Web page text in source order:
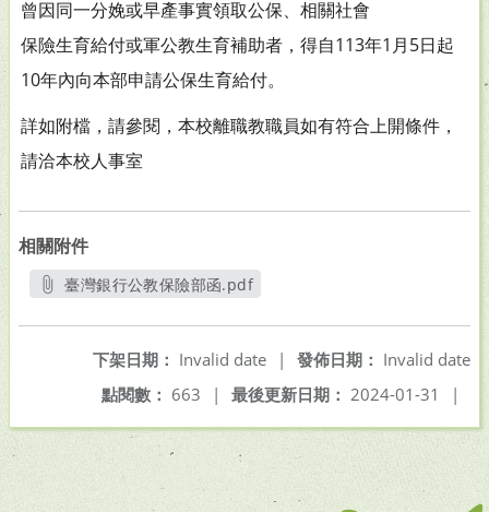
曾因同一分娩或早產事實領取公保、相關社會
保險生育給付或軍公教生育補助者， 得自113年1月5日起
10年內向本部申請公保生育給付。
詳如附檔，請參閱，本校離職教職員如有符合上開條件，
請洽本校人事室
相關附件
臺灣銀行公教保險部函.pdf
發佈日期： Invalid date
下架日期： Invalid date
|
最後更新日期： 2024-01-31 |
點閱數： 663 |